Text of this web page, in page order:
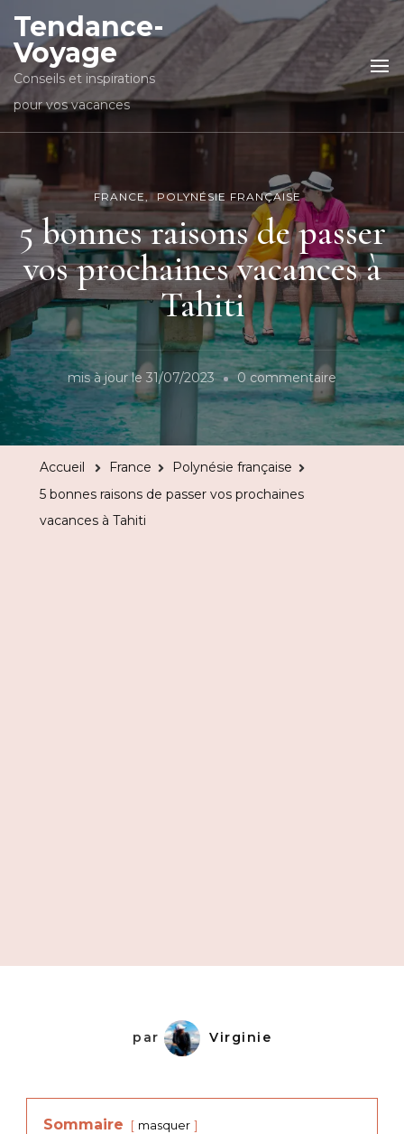
Tendance-
Voyage
Conseils et inspirations
pour vos vacances
FRANCE POLYNÉSIE FRANÇAISE
5 bonnes raisons de passer
vos prochaines vacances à
Tahiti
mis à jour le 31/07/2023 0 commentairesur
5
bonnes
Accueil France
Polynésie française
5 bonnes raisons de passer vos prochaines
vacances à Tahiti
par Virginie
Sommaire masquer